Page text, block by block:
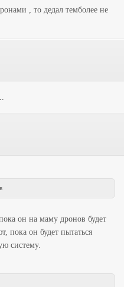
, то дедал темболее не
он на маму дронов будет
пока он будет пытаться
систему.